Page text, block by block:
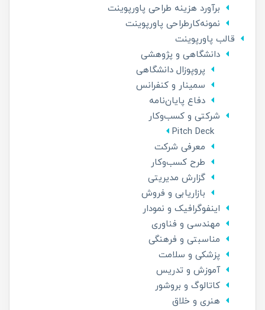
برآورد هزینه طراحی پاورپوینت
نمونه‌کارطراحی پاورپوینت
قالب پاورپوینت
دانشگاهی و پژوهشی
پروپوزال دانشگاهی
سمینار و کنفرانس
دفاع پایان‌نامه
شرکتی و کسب‌و‌کار
Pitch Deck
معرفی شرکت
طرح کسب‌وکار
گزارش مدیریتی
بازاریابی و فروش
اینفوگرافیک و نمودار
مهندسی و فناوری
مناسبتی و فرهنگی
پزشکی و سلامت
آموزش و تدریس
کاتالوگ و بروشور
هنری و خلاق